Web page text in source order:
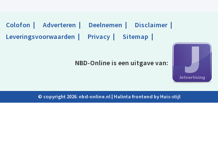
Colofon Adverteren Deelnemen
Disclaimer
Leveringsvoorwaarden
Privacy Sitemap
NBD-Online is een uitgave van:
© copyright 2026: nbd-online.nl | Halinta frontend by Huis-stijl